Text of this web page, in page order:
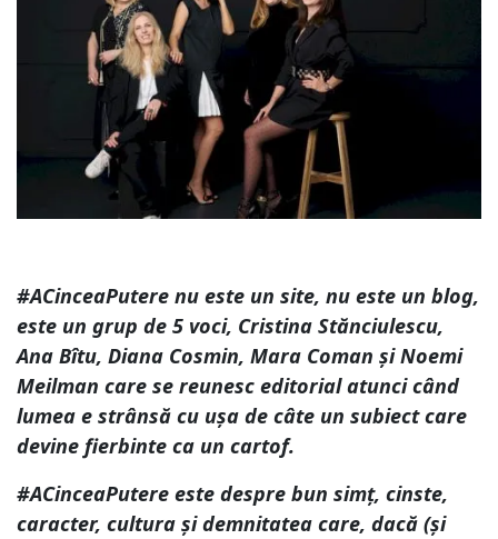
#ACinceaPutere nu este un site, nu este un blog,
este un grup de 5 voci, Cristina Stănciulescu,
Ana Bîtu, Diana Cosmin, Mara Coman și Noemi
Meilman care se reunesc editorial atunci când
lumea e strânsă cu ușa de câte un subiect care
devine fierbinte ca un cartof.
#ACinceaPutere este despre bun simț, cinste,
caracter, cultura și demnitatea care, dacă (și